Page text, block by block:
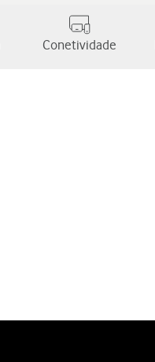
Conetividade